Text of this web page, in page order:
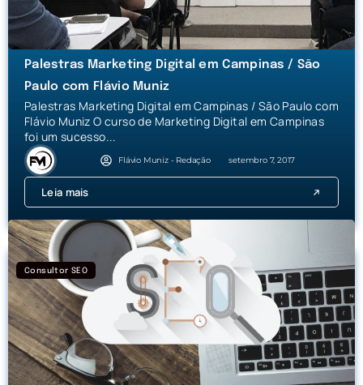
Palestras Marketing Digital em Campinas / São
Paulo com Flávio Muniz
Palestras Marketing Digital em Campinas / São Paulo com
Flávio Muniz O curso de Marketing Digital em Campinas
foi um sucesso...
Flávio Muniz - Redação setembro 7, 2017
Leia mais
Consultor SEO